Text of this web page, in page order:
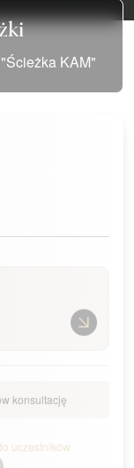
KAM"
konsultację
uczestników